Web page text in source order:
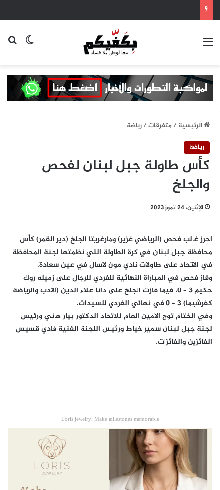
القائمة
الرئيسية/متفرقات/رياضة
رياضة
كأس طاولة جبل لبنان لفحص
والجلخ
الإثنين، 24 تموز 2023
احرز غالب فحص (الرياضي غزير) ومارغريتا الجلخ (دير القمر) كأس
محافظة جبل لبنان في كرة الطاولة التي نظمتها لجنة المحافظة
في الاتحاد على طاولات نادي مون لاسال في عين سعادة.
وفاز فحص في المباراة النهائية للفردي للرجال على زميله روك
حكيم 3 – 0، فيما فازت الجلخ على دانا علاء الدين (الادب والرياضة
كفرشيما) 3 – 0 في نهائي الفردي للسيدات.
وفي الختام توج الامين العام للاتحاد الدكتور بيار هاني ورئيس
لجنة جبل لبنان سمير خياط ورئيس اللجنة الفنية فادي قسيس
الفائزين والفائزات.
Loris jewelry: Make milestones memorable